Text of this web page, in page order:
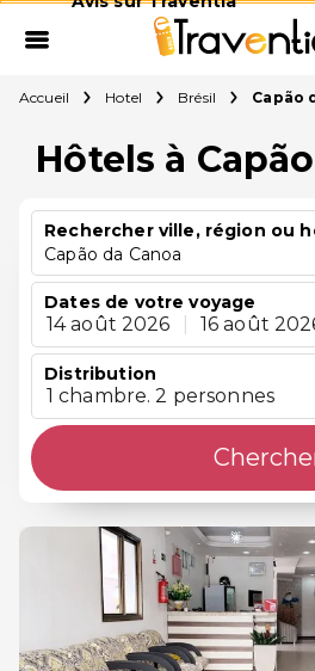
Accueil Hotel Brésil Capão
Hôtels à
Rechercher ville, région ou
Capão da Canoa
Dates de votre voyage
14 août 2026 16 août
Distribution
1 chambre. 2 personnes